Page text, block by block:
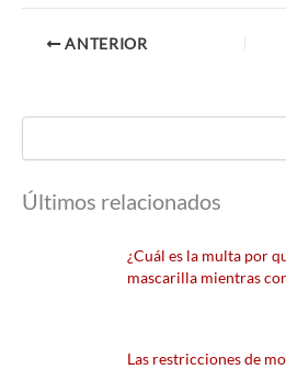
ANTERIOR
Últimos relacionados
¿Cuál es la multa por
mascarilla mientras
Las restricciones de